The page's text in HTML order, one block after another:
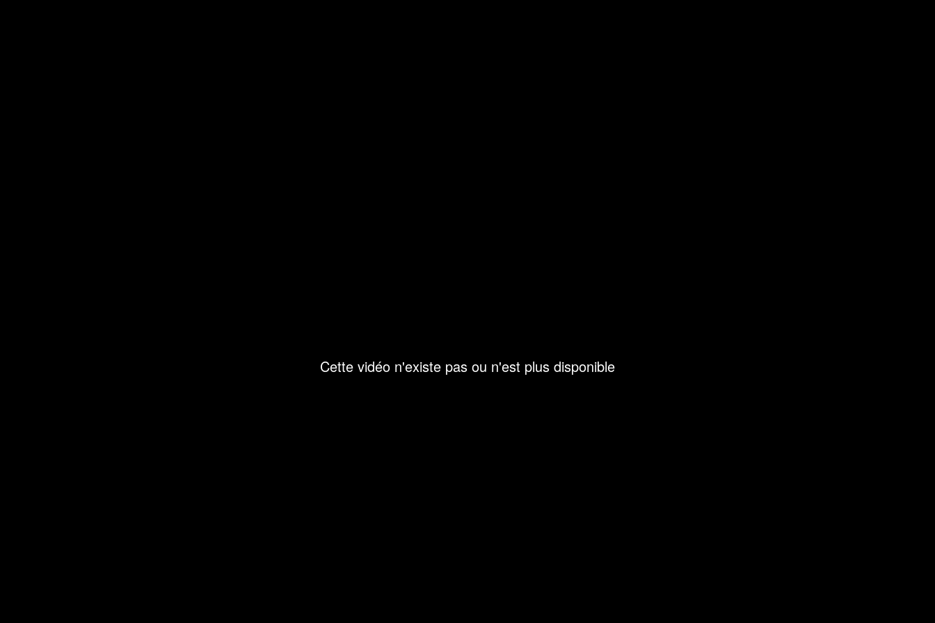
Cette vidéo n'existe pas ou n'est plus disponible